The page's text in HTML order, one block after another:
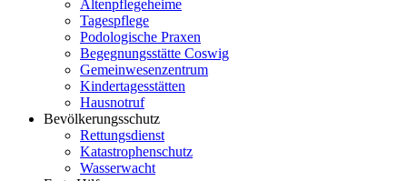
Altenpflegeheime
Tagespflege
Podologische Praxen
Begegnungsstätte Coswig
Gemeinwesenzentrum
Kindertagesstätten
Hausnotruf
Bevölkerungsschutz
Rettungsdienst
Katastrophenschutz
Wasserwacht